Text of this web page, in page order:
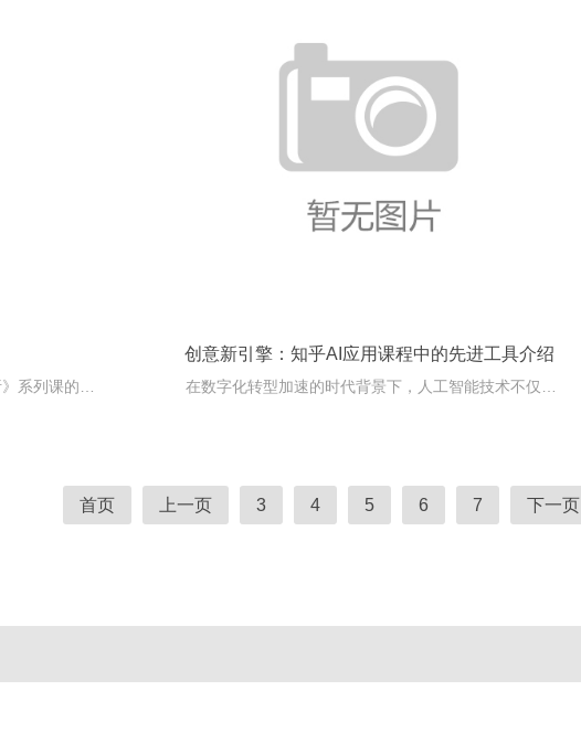
创意新引擎：知乎AI应用课程中的先进工具介绍
首页 上一页 3 4 5 6 7 下一页